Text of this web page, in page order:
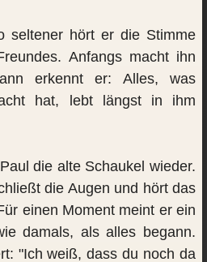
seltener hört er die Stimme
Anfangs macht ihn
erkennt er: Alles, was
hat, lebt längst in ihm
die alte Schaukel wieder.
die Augen und hört das
einen Moment meint er ein
damals, als alles begann.
"Ich weiß, dass du noch da